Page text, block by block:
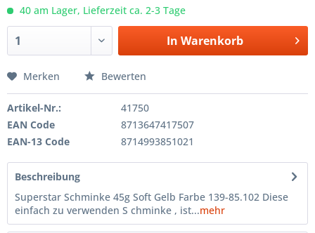
40 am Lager, Lieferzeit ca. 2-3 Tage
In Warenkorb
Merken Bewerten
Artikel-Nr.:
41750
EAN Code
8713647417507
EAN-13 Code
8714993851021
Beschreibung
Superstar Schminke 45g Soft Gelb Farbe 139-85.102 Diese
einfach zu verwenden S chminke , ist...mehr